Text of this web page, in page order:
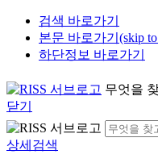
검색 바로가기
본문 바로가기(skip to
하단정보 바로가기
무엇을
닫기
상세검색